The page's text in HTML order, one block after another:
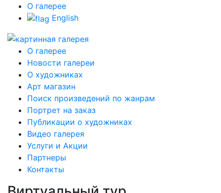
О галерее
English
О галерее
Новости галереи
О художниках
Арт магазин
Поиск произведений по жанрам
Портрет на заказ
Публикации о художниках
Видео галерея
Услуги и Акции
Партнеры
Контакты